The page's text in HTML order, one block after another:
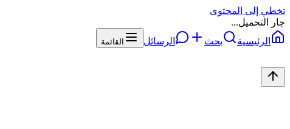
تخطي إلى المحتوى
جار التحميل...
الرئيسية
بحث الرسائل القائمة